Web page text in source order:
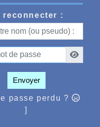
reconnecter :
Envoyer
passe perdu ?
]